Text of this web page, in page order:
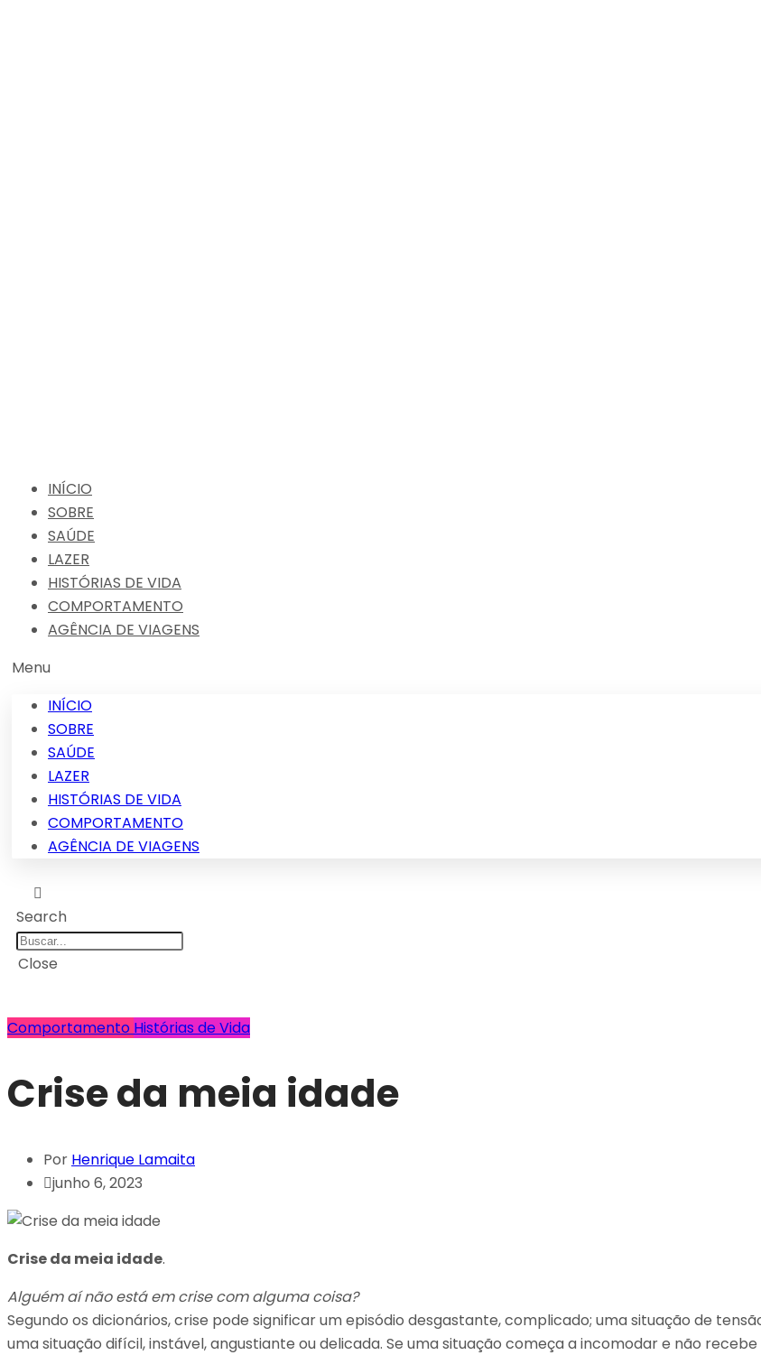
INÍCIO
SOBRE
SAÚDE
LAZER
HISTÓRIAS DE VIDA
COMPORTAMENTO
AGÊNCIA DE VIAGENS
Menu
INÍCIO
SOBRE
SAÚDE
LAZER
HISTÓRIAS DE VIDA
COMPORTAMENTO
AGÊNCIA DE VIAGENS
Search
Close
Comportamento Histórias de Vida
Crise da meia idade
Por Henrique Lamaita
junho 6, 2023
Crise da meia idade.
Alguém aí não está em crise com alguma coisa?
Segundo os dicionários, crise pode significar um episódio desgastante, complicado; uma situação de
uma situação difícil, instável, angustiante ou delicada. Se uma situação começa a incomodar e não